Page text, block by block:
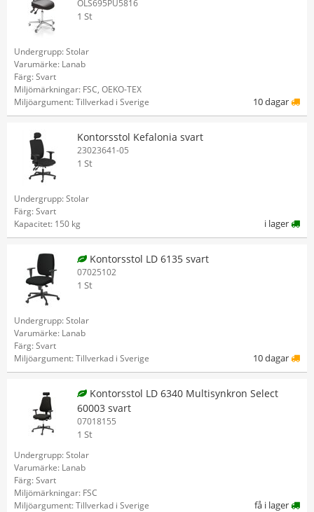
OLS695PU5816
1 St
Undergrupp: Stolar
Varumärke: Lanab
Färg: Svart
Miljömärkningar: FSC, OEKO-TEX
Miljöargument: Tillverkad i Sverige
10 dagar
Kontorsstol Kefalonia svart
23023641-05
1 St
Undergrupp: Stolar
Färg: Svart
Kapacitet: 150 kg
i lager
Kontorsstol LD 6135 svart
07025102
1 St
Undergrupp: Stolar
Varumärke: Lanab
Färg: Svart
Miljöargument: Tillverkad i Sverige
10 dagar
Kontorsstol LD 6340 Multisynkron Select
60003 svart
07018155
1 St
Undergrupp: Stolar
Varumärke: Lanab
Färg: Svart
Miljömärkningar: FSC
Miljöargument: Tillverkad i Sverige
få i lager